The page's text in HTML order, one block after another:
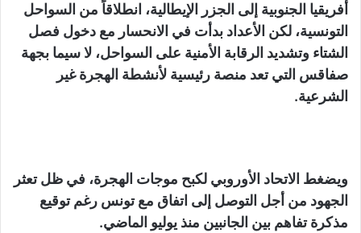
أفريقيا الجنوبية إلى الجزر الإيطالية، انطلاقاً من السواحل
التونسية، لكن الأعداد بدأت في الانحسار مع دخول فصل
الشتاء وتشديد الرقابة الأمنية على السواحل، لا سيما بجهة
صفاقس التي تعد منصة رئيسية لأنشطة الهجرة غير
الشرعية.
ويضغط الاتحاد الأوروبي لكبح موجات الهجرة، في ظل تعثر
الجهود من أجل التوصل إلى اتفاق مع تونس رغم توقيع
مذكرة تفاهم بين الجانبين منذ يوليو الماضي.